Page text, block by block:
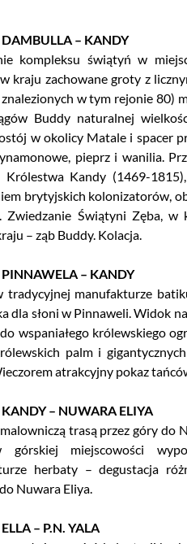
DAMBULLA – KANDY
kompleksu świątyń w
kraju zachowane groty z
w tym rejonie 80)
Buddy naturalnej
w okolicy Matale i spacer
pieprz i wanilia.
Królestwa Kandy (1469-
brytyjskich kolonizatorów,
Zwiedzanie Świątyni Zęba, w
– ząb Buddy. Kolacja.
PINNAWELA – KANDY
tradycyjnej manufakturze
dla słoni w Pinnaweli. Widok
wspaniałego królewskiego
palm i
atrakcyjny pokaz
KANDY – NUWARA ELIYA
trasą przez góry do
górskiej miejscowości
herbaty – degustacja
Nuwara Eliya.
ELLA – P.N. YALA